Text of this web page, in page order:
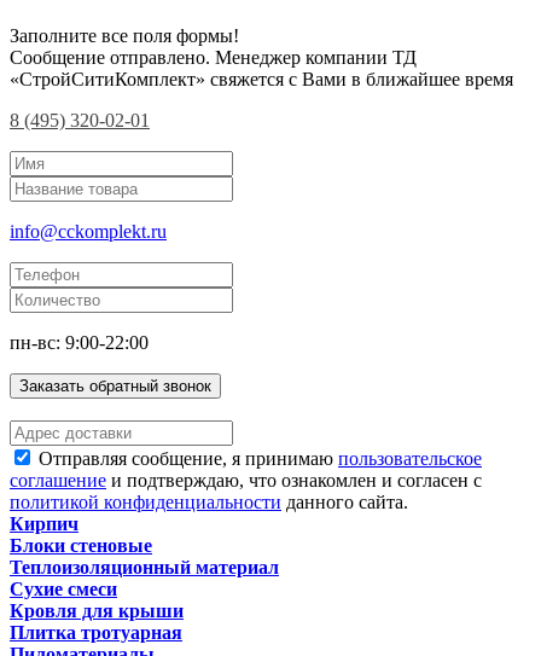
Заполните все поля формы!
Сообщение отправлено. Менеджер компании ТД
«СтройСитиКомплект» свяжется с Вами в ближайшее время
8 (495) 320-02-01
info@cckomplekt.ru
пн-вс: 9:00-22:00
Заказать обратный звонок
Отправляя сообщение, я принимаю пользовательское
соглашение и подтверждаю, что ознакомлен и согласен с
политикой конфиденциальности данного сайта.
Кирпич
Блоки стеновые
Теплоизоляционный материал
Сухие смеси
Кровля для крыши
Плитка тротуарная